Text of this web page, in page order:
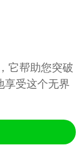
它帮助您突破
享受这个无界